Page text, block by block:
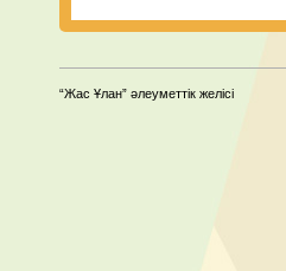
“Жас Ұлан” әлеуметтік желісі